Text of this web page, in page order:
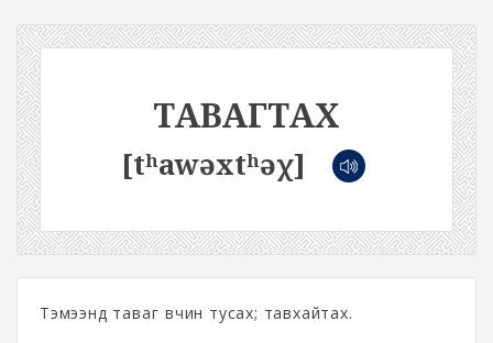
ТАВАГТАХ
[tʰawəxtʰəχ]
Тэмээнд таваг өвчин тусах; тавхайтах.